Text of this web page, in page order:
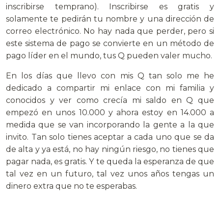
inscribirse temprano). Inscribirse es gratis y
solamente te pedirán tu nombre y una dirección de
correo electrónico. No hay nada que perder, pero si
este sistema de pago se convierte en un método de
pago líder en el mundo, tus Q pueden valer mucho.
En los días que llevo con mis Q tan solo me he
dedicado a compartir mi enlace con mi familia y
conocidos y ver como crecía mi saldo en Q que
empezó en unos 10.000 y ahora estoy en 14.000 a
medida que se van incorporando la gente a la que
invito. Tan solo tienes aceptar a cada uno que se da
de alta y ya está, no hay ningún riesgo, no tienes que
pagar nada, es gratis. Y te queda la esperanza de que
tal vez en un futuro, tal vez unos años tengas un
dinero extra que no te esperabas.